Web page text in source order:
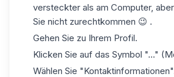
versteckter als am Computer,
Sie nicht zurechtkommen 😉 .
Gehen Sie zu Ihrem Profil.
Klicken Sie auf das Symbol "..."
Wählen Sie